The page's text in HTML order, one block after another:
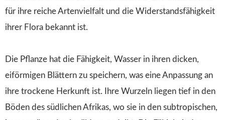
für ihre reiche Artenvielfalt und die Widerstandsfähigkeit
ihrer Flora bekannt ist.
Die Pflanze hat die Fähigkeit, Wasser in ihren dicken,
eiförmigen Blättern zu speichern, was eine Anpassung an
ihre trockene Herkunft ist. Ihre Wurzeln liegen tief in den
Böden des südlichen Afrikas, wo sie in den subtropischen,